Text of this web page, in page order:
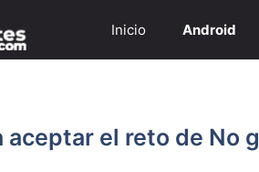
Inicio Android
aceptar el reto de No